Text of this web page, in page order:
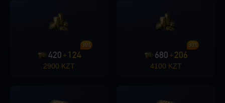
420 + 124
30%
2900 KZT
680 + 206
30%
4100 KZT